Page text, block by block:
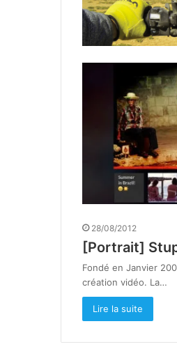
28/08/2012
[Portrait]
Fondé en Janvier
création vidéo. La…
Lire la suite